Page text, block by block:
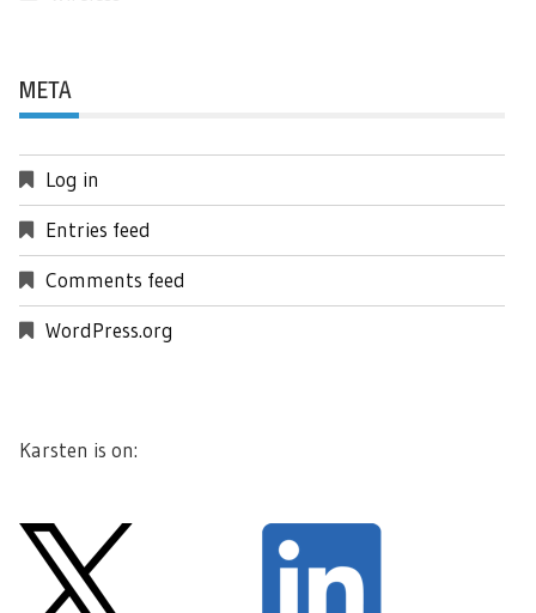
META
Log in
Entries feed
Comments feed
WordPress.org
Karsten is on: